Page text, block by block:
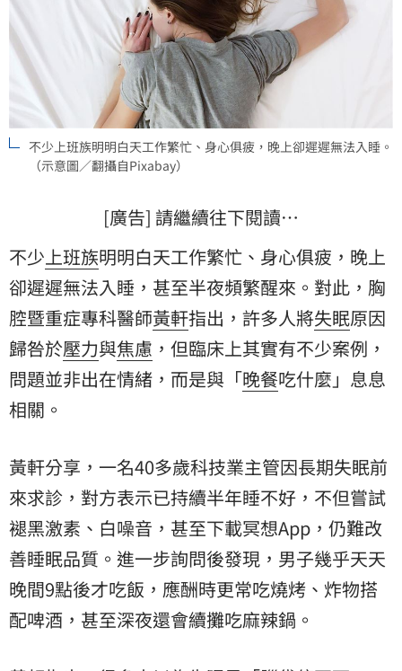
不少上班族明明白天工作繁忙、身心俱疲，晚上卻遲遲無法入睡。
（示意圖／翻攝自Pixabay）
[廣告] 請繼續往下閱讀…
不少上班族明明白天工作繁忙、身心俱疲，晚上
卻遲遲無法入睡，甚至半夜頻繁醒來。對此，胸
腔暨重症專科醫師黃軒指出，許多人將失眠原因
歸咎於壓力與焦慮 ，但臨床上其實有不少案例，
問題並非出在情緒，而是與「晚餐吃什麼」息息
相關。
黃軒分享，一名40多歲科技業主管因長期失眠前
來求診，對方表示已持續半年睡不好，不但嘗試
褪黑激素、白噪音，甚至下載冥想App，仍難改
善睡眠品質。進一步詢問後發現，男子幾乎天天
晚間9點後才吃飯，應酬時更常吃燒烤、炸物搭
配啤酒，甚至深夜還會續攤吃麻辣鍋。